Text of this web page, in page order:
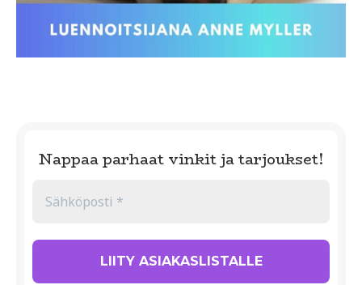
Nappaa parhaat vinkit ja tarjoukset!